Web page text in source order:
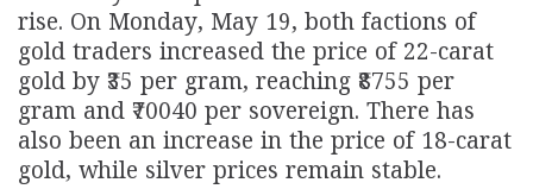
rise. On Monday, May 19, both factions of
gold traders increased the price of 22-carat
gold by ₹35 per gram, reaching ₹8755 per
gram and ₹70040 per sovereign. There has
also been an increase in the price of 18-carat
gold, while silver prices remain stable.